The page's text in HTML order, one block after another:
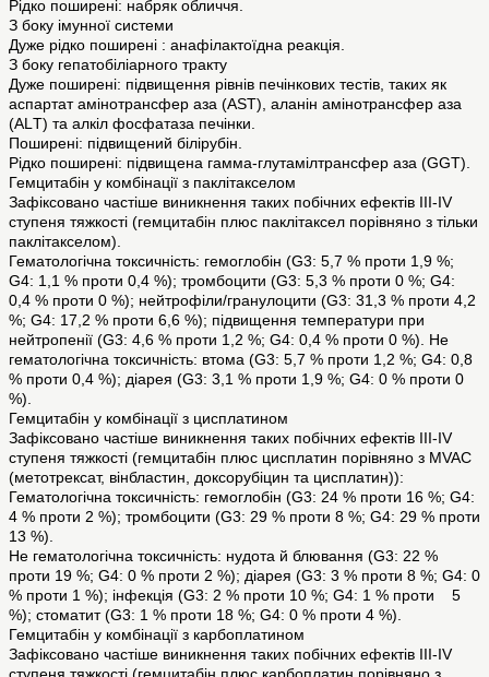
Рідко поширені: набряк обличчя.
З боку імунної системи
Дуже рідко поширені : анафілактоїдна реакція.
З боку гепатобіліарного тракту
Дуже поширені: підвищення рівнів печінкових тестів, таких як
аспартат амінотрансфер аза (АSТ), аланін амінотрансфер аза
(АLТ) та алкіл фосфатаза печінки.
Поширені: підвищений білірубін.
Рідко поширені: підвищена гамма-глутамілтрансфер аза (GGT).
Гемцитабін у комбінації з паклітакселом
Зафіксовано частіше виникнення таких побічних ефектів III-IV
ступеня тяжкості (гемцитабін плюс паклітаксел порівняно з тільки
паклітакселом).
Гематологічна токсичність: гемоглобін (G3: 5,7 % проти 1,9 %;
G4: 1,1 % проти 0,4 %); тромбоцити (G3: 5,3 % проти 0 %; G4:
0,4 % проти 0 %); нейтрофіли/гранулоцити (G3: 31,3 % проти 4,2
%; G4: 17,2 % проти 6,6 %); підвищення температури при
нейтропенії (G3: 4,6 % проти 1,2 %; G4: 0,4 % проти 0 %). Не
гематологічна токсичність: втома (G3: 5,7 % проти 1,2 %; G4: 0,8
% проти 0,4 %); діарея (G3: 3,1 % проти 1,9 %; G4: 0 % проти 0
%).
Гемцитабін у комбінації з цисплатином
Зафіксовано частіше виникнення таких побічних ефектів III-IV
ступеня тяжкості (гемцитабін плюс цисплатин порівняно з MVAC
(метотрексат, вінбластин, доксорубіцин та цисплатин)):
Гематологічна токсичність: гемоглобін (G3: 24 % проти 16 %; G4:
4 % проти 2 %); тромбоцити (G3: 29 % проти 8 %; G4: 29 % проти
13 %).
Не гематологічна токсичність: нудота й блювання (G3: 22 %
проти 19 %; G4: 0 % проти 2 %); діарея (G3: 3 % проти 8 %; G4: 0
% проти 1 %); інфекція (G3: 2 % проти 10 %; G4: 1 % проти 5
%); стоматит (G3: 1 % проти 18 %; G4: 0 % проти 4 %).
Гемцитабін у комбінації з карбоплатином
Зафіксовано частіше виникнення таких побічних ефектів III-IV